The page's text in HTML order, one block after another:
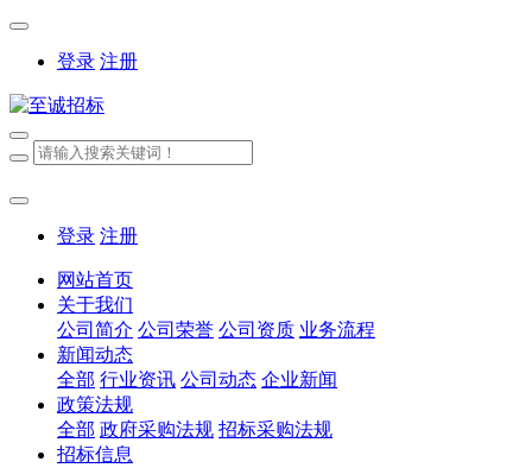
登录 注册
登录 注册
网站首页
关于我们
公司简介 公司荣誉 公司资质 业务流程
新闻动态
全部 行业资讯 公司动态 企业新闻
政策法规
全部 政府采购法规 招标采购法规
招标信息